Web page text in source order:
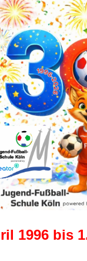
1996 bis